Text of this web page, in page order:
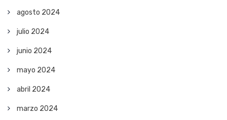
agosto 2024
julio 2024
junio 2024
mayo 2024
abril 2024
marzo 2024